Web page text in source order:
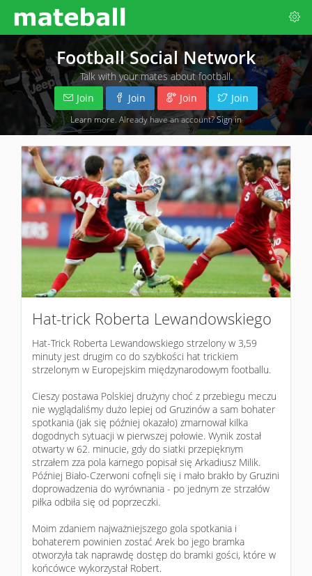
Football Social Network
Talk with your mates about football.
Join
Join Join Join
Learn more . Already have an account?Sign in
Hat-trick Roberta Lewandowskiego
Hat-Trick Roberta Lewandowskiego strzelony w 3,59
minuty jest drugim co do szybkości hat trickiem
strzelonym w Europejskim międzynarodowym footballu.
Cieszy postawa Polskiej drużyny choć z przebiegu meczu
nie wyglądaliśmy dużo lepiej od Gruzinów a sam bohater
spotkania (jak się później okazało) zmarnował kilka
dogodnych sytuacji w pierwszej połowie. Wynik został
otwarty w 62. minucie, gdy do siatki przepięknym
strzałem zza pola karnego popisał się Arkadiusz Milik.
Później Biało-Czerwoni cofnęli się i mało brakło by Gruzini
doprowadzenia do wyrównania - po jednym ze strzałów
piłka odbiła się od poprzeczki.
Moim zdaniem najważniejszego gola spotkania i
bohaterem powinien zostać Arek bo jego bramka
otworzyła tak naprawdę dostęp do bramki gości, które w
końcówce wykorzystał Robert.